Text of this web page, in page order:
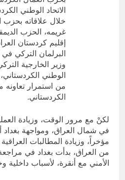
الاتحاد الوطني
خلال علاقاته بحزب
غريمه، الحزب
إقليم كردستان
البرلمان التركي في 16 يناير الماضي
وزير الخارجية
الوطني
من استمرار
الكردستاني.
لكنْ مع مرور الوقت، وزيادة
في شمال العراق، ومواجهة بغداد
مؤخراً، وزيادة المطالبات
من العراق، بدأت بغداد في
الأمني مع أنقرة، لأسباب داخلية